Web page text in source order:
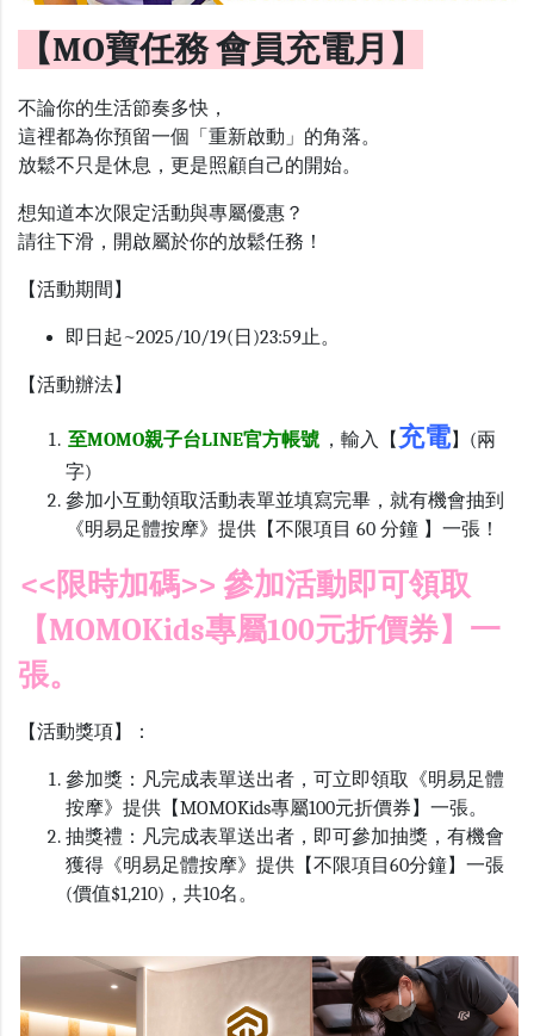
【MO寶任務 會員充電月】
不論你的生活節奏多快，
這裡都為你預留一個「重新啟動」的角落。
放鬆不只是休息，更是照顧自己的開始。
想知道本次限定活動與專屬優惠？
請往下滑，開啟屬於你的放鬆任務！
【活動期間】
即日起~2025/10/19( 日 )23:59止。
【活動辦法】
至MOMO親子台LINE官方帳號 ，輸入【 充電】 (兩
字)
參加小互動領取活動表單並填寫完畢，就有機會抽到
《明易足體按摩》提供【不限項目 60 分鐘 】一張！
<<限時加碼>> 參加活動即可領取
【MOMOKids專屬100元折價券】一
張。
【活動獎項】：
參加獎：凡完成表單送出者，可立即領取《明易足體
按摩》提供【MOMOKids專屬100元折價券】一張。
抽獎禮：凡完成表單送出者，即可參加抽獎，有機會
獲得《明易足體按摩》提供【不限項目 60分鐘】一張
(價值$1,210)，共10名。